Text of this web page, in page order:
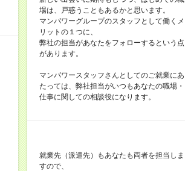
場は、戸惑うこともあるかと思います。
マンパワーグループのスタッフとして働くメ
リットの１つに、
弊社の担当があなたをフォローするという点
があります。
マンパワースタッフさんとしてのご就業にあ
たっては、弊社担当がいつもあなたの職場・
仕事に関しての相談役になります。
就業先（派遣先）もあなたも両者を担当しま
すので、